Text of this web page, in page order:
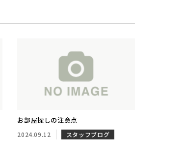
お部屋探しの注意点
2024.09.12 スタッフブログ